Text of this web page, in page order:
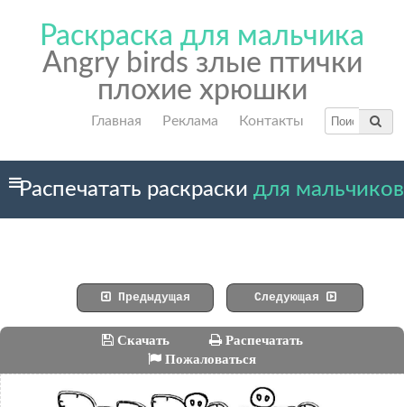
Раскраска для мальчика
Angry birds злые птички
плохие хрюшки
Главная Реклама Контакты
Распечатать раскраски для мальчиков
Предыдущая Следующая
Скачать
Распечатать
Пожаловаться